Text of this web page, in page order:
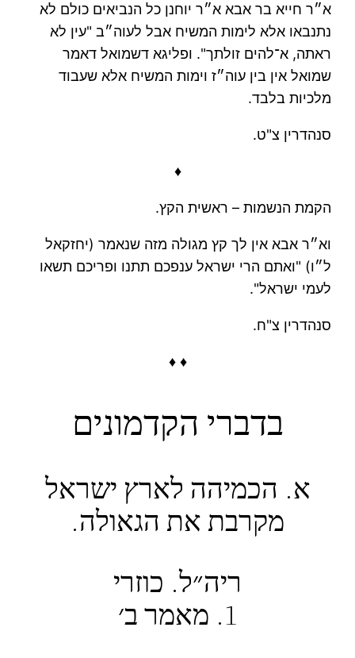
א״ר חייא בר אבא א״ר יוחנן כל הנביאים כולם לא
נתנבאו אלא לימות המשיח אבל לעוה״ב "עין לא
ראתה, א־להים זולתך". ופליגא דשמואל דאמר
שמואל אין בין עוה״ז וימות המשיח אלא שעבוד
מלכיות בלבד.
סנהדרין צ"ט.
♦
הקמת הנשמות – ראשית הקץ.
וא״ר אבא אין לך קץ מגולה מזה שנאמר (יחזקאל
ל״ו) "ואתם הרי ישראל ענפכם תתנו ופריכם תשאו
לעמי ישראל".
סנהדרין צ"ח.
♦ ♦
בדברי הקדמונים
א. הכמיהה לארץ ישראל
מקרבת את הגאולה.
ריה״ל. כוזרי
1. מאמר ב׳